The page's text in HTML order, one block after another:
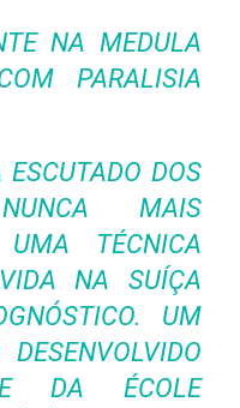
NA MEDULA
PARALISIA
DOS
MAIS
TÉCNICA
NA SUÍÇA
UM
DA ÉCOLE